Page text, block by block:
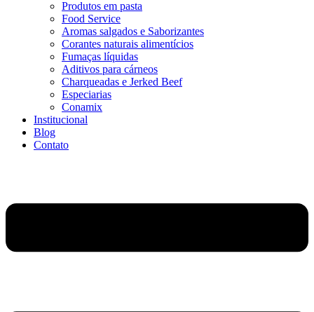
Produtos em pasta
Food Service
Aromas salgados e Saborizantes
Corantes naturais alimentícios
Fumaças líquidas
Aditivos para cárneos
Charqueadas e Jerked Beef
Especiarias
Conamix
Institucional
Blog
Contato